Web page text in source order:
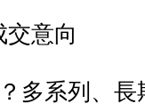
意向
多系列、